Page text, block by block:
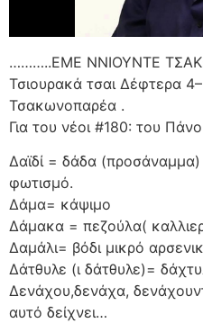
………..ΕΜΕ ΝΝΙΟΥΝΤΕ
Τσιουρακά τσαι Δέφτερα
Τσακωνοπαρέα .
Για του νέοι #180: του
Δαϊδί = δάδα (προσάναμμα)
φωτισμό.
Δάμα= κάψιμο
Δάμακα = πεζούλα(
Δαμάλι= βόδι μικρό
Δάτθυλε (ι δάτθυλε)=
Δενάχου,δενάχα,
αυτό δείχνει…